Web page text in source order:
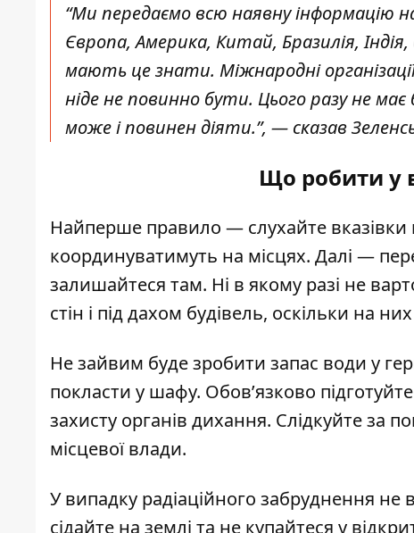
“Ми передаємо всю наявну інформацію
Європа, Америка, Китай, Бразилія,
мають це знати. Міжнародні
ніде не повинно бути. Цього разу не
може і повинен діяти.”, — сказав
Що робити у
Найперше правило — слухайте вказівки
координуватимуть на місцях. Далі —
залишайтеся там. Ні в якому разі не
стін і під дахом будівель, оскільки на
Не зайвим буде зробити запас води у
покласти у шафу. Обов’язково
захисту органів дихання. Слідкуйте за
місцевої влади.
У випадку радіаційного забруднення
сідайте на землі та не купайтеся у